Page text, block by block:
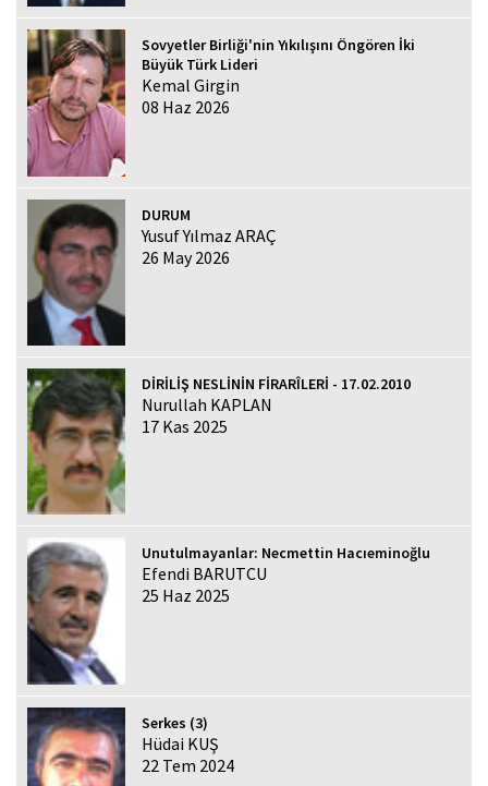
Sovyetler Birliği'nin Yıkılışını Öngören İki
Büyük Türk Lideri
Kemal Girgin
08 Haz 2026
DURUM
Yusuf Yılmaz ARAÇ
26 May 2026
DİRİLİŞ NESLİNİN FİRARÎLERİ - 17.02.2010
Nurullah KAPLAN
17 Kas 2025
Unutulmayanlar: Necmettin Hacıeminoğlu
Efendi BARUTCU
25 Haz 2025
Serkes (3)
Hüdai KUŞ
22 Tem 2024